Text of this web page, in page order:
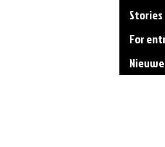
Stories
For